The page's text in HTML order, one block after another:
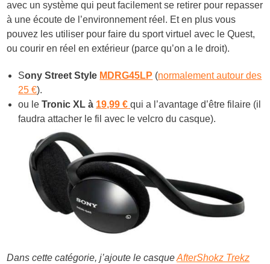
avec un système qui peut facilement se retirer pour repasser
à une écoute de l’environnement réel. Et en plus vous
pouvez les utiliser pour faire du sport virtuel avec le Quest,
ou courir en réel en extérieur (parce qu’on a le droit).
Sony Street Style MDRG45LP (normalement autour des
25 €).
ou leTronic XL à 19,99 € qui a l’avantage d’être filaire (il
faudra attacher le fil avec le velcro du casque).
Dans cette catégorie, j’ajoute le casqueAfterShokz Trekz